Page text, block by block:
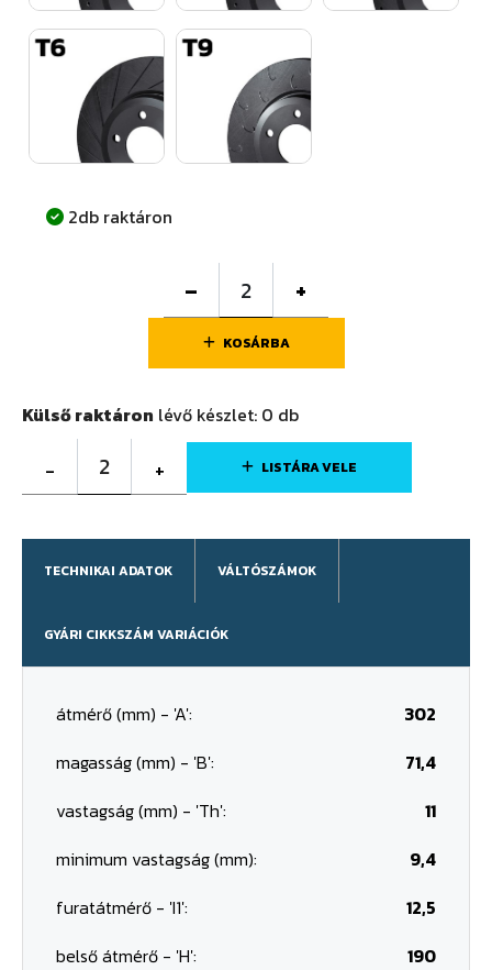
2db raktáron
– +
KOSÁRBA
Külső raktáron lévő készlet: 0 db
- 2 + LISTÁRA VELE
TECHNIKAI ADATOK VÁLTÓSZÁMOK
GYÁRI CIKKSZÁM VARIÁCIÓK
átmérő (mm) - 'A':
302
magasság (mm) - 'B':
71,4
vastagság (mm) - 'Th':
11
minimum vastagság (mm):
9,4
furatátmérő - 'I1':
12,5
belső átmérő - 'H':
190